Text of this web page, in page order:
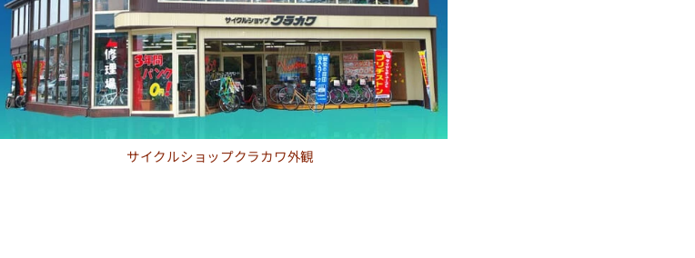
サイクルショップクラカワ外観